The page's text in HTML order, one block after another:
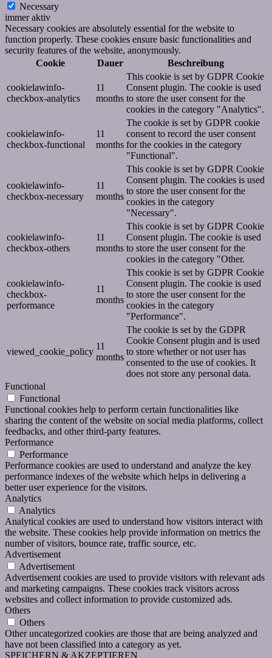
Necessary
immer aktiv
Necessary cookies are absolutely essential for the website to
function properly. These cookies ensure basic functionalities and
security features of the website, anonymously.
Cookie
Dauer Beschreibung
cookielawinfo-
checkbox-analytics
11
months
This cookie is set by GDPR Cookie
Consent plugin. The cookie is used
to store the user consent for the
cookies in the category "Analytics".
cookielawinfo-
checkbox-functional
11
months
The cookie is set by GDPR cookie
consent to record the user consent
for the cookies in the category
"Functional".
cookielawinfo-
checkbox-necessary
11
months
This cookie is set by GDPR Cookie
Consent plugin. The cookies is used
to store the user consent for the
cookies in the category
"Necessary".
cookielawinfo-
checkbox-others
11
months
This cookie is set by GDPR Cookie
Consent plugin. The cookie is used
to store the user consent for the
cookies in the category "Other.
cookielawinfo-
checkbox-
performance
11
months
This cookie is set by GDPR Cookie
Consent plugin. The cookie is used
to store the user consent for the
cookies in the category
"Performance".
viewed_cookie_policy
11
months
The cookie is set by the GDPR
Cookie Consent plugin and is used
to store whether or not user has
consented to the use of cookies. It
does not store any personal data.
Functional
Functional
Functional cookies help to perform certain functionalities like
sharing the content of the website on social media platforms, collect
feedbacks, and other third-party features.
Performance
Performance
Performance cookies are used to understand and analyze the key
performance indexes of the website which helps in delivering a
better user experience for the visitors.
Analytics
Analytics
Analytical cookies are used to understand how visitors interact with
the website. These cookies help provide information on metrics the
number of visitors, bounce rate, traffic source, etc.
Advertisement
Advertisement
Advertisement cookies are used to provide visitors with relevant ads
and marketing campaigns. These cookies track visitors across
websites and collect information to provide customized ads.
Others
Others
Other uncategorized cookies are those that are being analyzed and
have not been classified into a category as yet.
SPEICHERN & AKZEPTIEREN